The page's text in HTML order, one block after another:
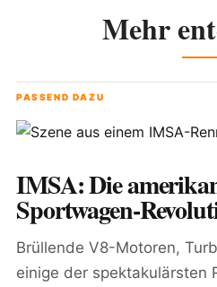
Mehr
PASSEND DAZU
IMSA: Die
Sportwagen-
Brüllende V8-Motoren,
einige der spektakulärsten